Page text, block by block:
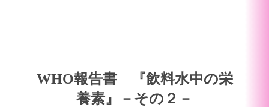
WHO報告書 『飲料水中の栄
養素』－その２－